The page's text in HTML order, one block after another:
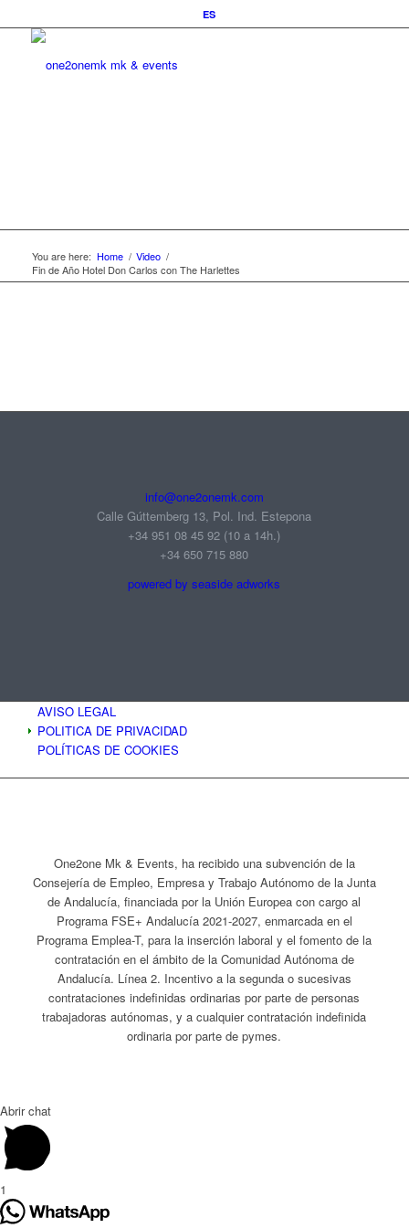
ES
You are here: Home / Video /
Fin de Año Hotel Don Carlos con The Harlettes
info@one2onemk.com
Calle Gúttemberg 13, Pol. Ind. Estepona
+34 951 08 45 92‬ (10 a 14h.)
+34 650 715 880
powered by seaside adworks
AVISO LEGAL
POLITICA DE PRIVACIDAD
POLÍTICAS DE COOKIES
One2one Mk & Events, ha recibido una subvención de la
Consejería de Empleo, Empresa y Trabajo Autónomo de la Junta
de Andalucía, financiada por la Unión Europea con cargo al
Programa FSE+ Andalucía 2021-2027, enmarcada en el
Programa Emplea-T, para la inserción laboral y el fomento de la
contratación en el ámbito de la Comunidad Autónoma de
Andalucía. Línea 2. Incentivo a la segunda o sucesivas
contrataciones indefinidas ordinarias por parte de personas
trabajadoras autónomas, y a cualquier contratación indefinida
ordinaria por parte de pymes.
Abrir chat
1